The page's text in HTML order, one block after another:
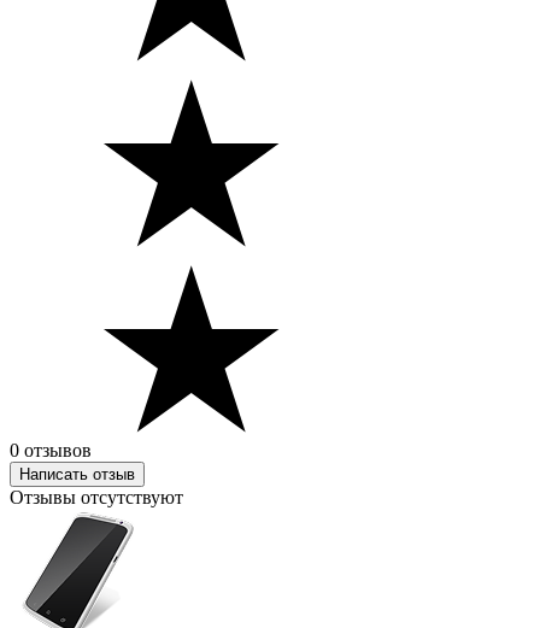
0 отзывов
Написать отзыв
Отзывы отсутствуют